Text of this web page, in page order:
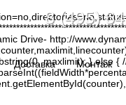
Drive- http://
maxlimit); } else
8 (495)
Доставка Монтаж